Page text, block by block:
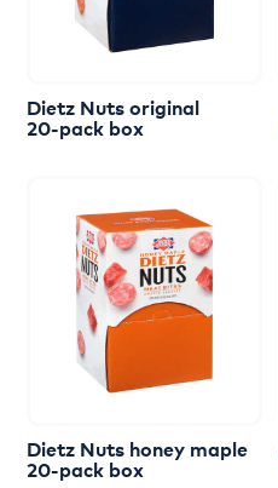
Dietz Nutsoriginal
20-pack box
Dietz Nuts honey maple
20-pack box